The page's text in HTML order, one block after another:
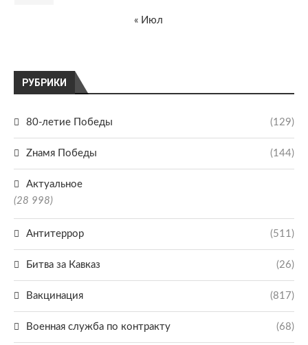
РУБРИКИ
80-летие Победы (129)
Zнамя Победы (144)
Актуальное
(28 998)
Антитеррор (511)
Битва за Кавказ (26)
Вакцинация (817)
Военная служба по контракту (68)
« Июл